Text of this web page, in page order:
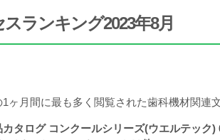
ランキング2023年8月
ヶ月間に最も多く閲覧された歯科機材関連
タログ コンクールシリーズ(ウエルテック)